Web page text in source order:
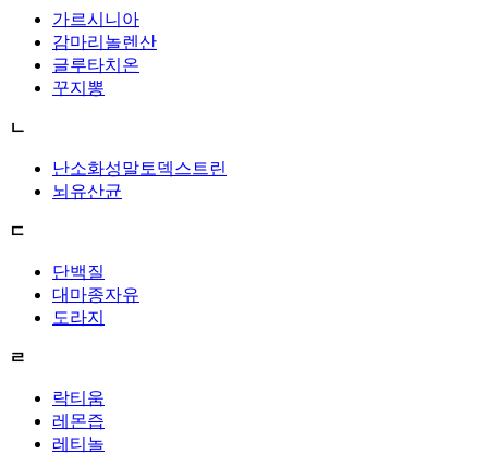
가르시니아
감마리놀렌산
글루타치온
꾸지뽕
ㄴ
난소화성말토덱스트린
뇌유산균
ㄷ
단백질
대마종자유
도라지
ㄹ
락티움
레몬즙
레티놀